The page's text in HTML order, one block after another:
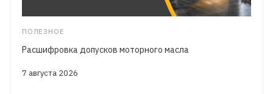
ПОЛЕЗНОЕ
7 августа 2026
Расшифровка допусков моторного масла